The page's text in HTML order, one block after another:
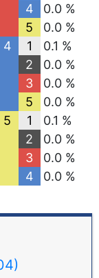
4
0.0 %
5
0.0 %
4
1
0.1 %
2
0.0 %
3
0.0 %
5
0.0 %
5
1
0.1 %
2
0.0 %
3
0.0 %
4
0.0 %